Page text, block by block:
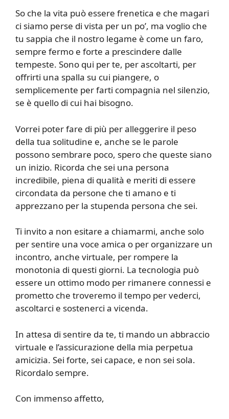
So che la vita può essere frenetica e che magari
ci siamo perse di vista per un po’, ma voglio che
tu sappia che il nostro legame è come un faro,
sempre fermo e forte a prescindere dalle
tempeste. Sono qui per te, per ascoltarti, per
offrirti una spalla su cui piangere, o
semplicemente per farti compagnia nel silenzio,
se è quello di cui hai bisogno.
Vorrei poter fare di più per alleggerire il peso
della tua solitudine e, anche se le parole
possono sembrare poco, spero che queste siano
un inizio. Ricorda che sei una persona
incredibile, piena di qualità e meriti di essere
circondata da persone che ti amano e ti
apprezzano per la stupenda persona che sei.
Ti invito a non esitare a chiamarmi, anche solo
per sentire una voce amica o per organizzare un
incontro, anche virtuale, per rompere la
monotonia di questi giorni. La tecnologia può
essere un ottimo modo per rimanere connessi e
prometto che troveremo il tempo per vederci,
ascoltarci e sostenerci a vicenda.
In attesa di sentire da te, ti mando un abbraccio
virtuale e l’assicurazione della mia perpetua
amicizia. Sei forte, sei capace, e non sei sola.
Ricordalo sempre.
Con immenso affetto,